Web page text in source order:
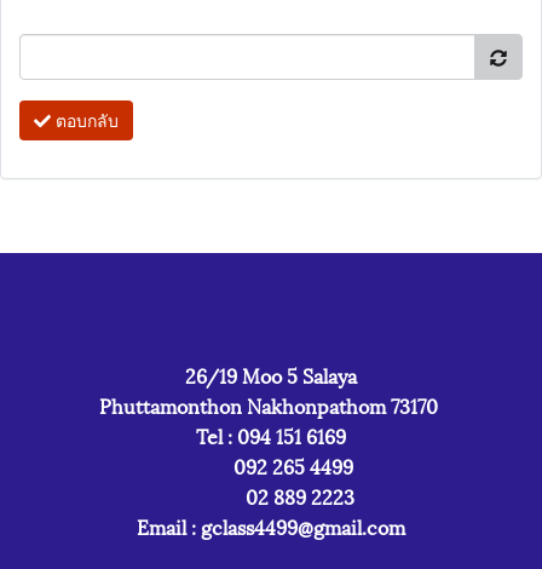
ตอบกลับ
26/19 Moo 5 Salaya
Phuttamonthon Nakhonpathom 73170
Tel : 094 151 6169
092 265 4499
02 889 2223
Email : gclass4499@gmail.com